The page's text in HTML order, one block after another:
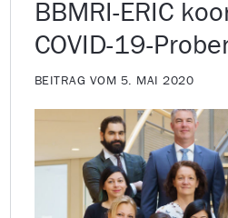
BBMRI-ERIC
COVID-19-
BEITRAG VOM 5. MAI 2020